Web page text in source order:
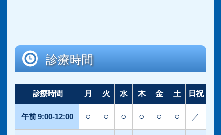
診療時間
診療時間 月 火 水 木 金 土 日祝
午前 9:00-12:00 ○ ○ ○ ○ ○ ○ ／